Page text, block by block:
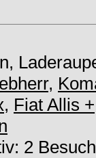
,
, Fiat Allis +
2